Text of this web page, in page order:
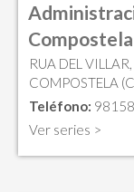
Compostela
RUA DEL
COMPOSTELA
Teléfono:
Ver series >